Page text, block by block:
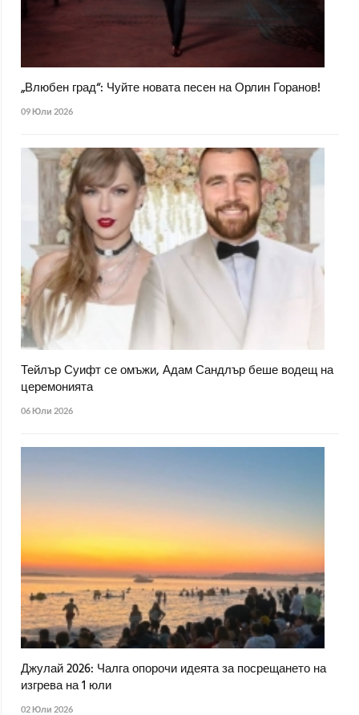
„Влюбен град“: Чуйте новата песен на Орлин Горанов!
09 Юли 2026
Тейлър Суифт се омъжи, Адам Сандлър беше водещ на
церемонията
06 Юли 2026
Джулай 2026: Чалга опорочи идеята за посрещането на
изгрева на 1 юли
02 Юли 2026